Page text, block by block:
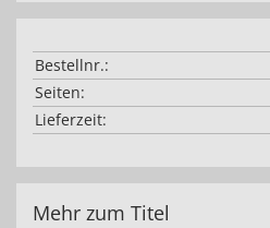
Bestellnr.:
Seiten:
Lieferzeit:
Mehr zum Titel